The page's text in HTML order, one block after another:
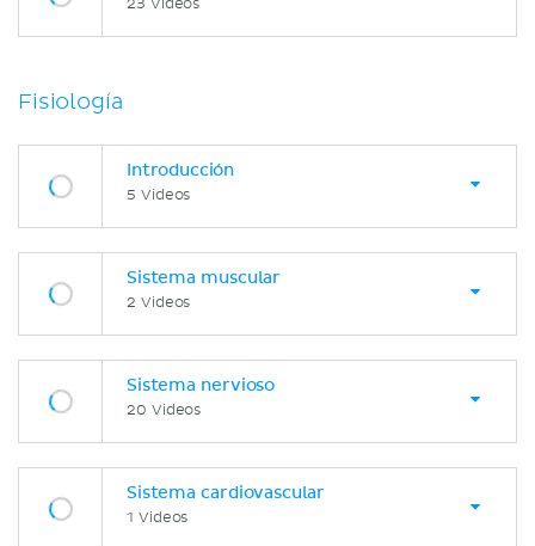
23 Videos
Fisiología
Introducción
5 Videos
Sistema muscular
2 Videos
Sistema nervioso
20 Videos
Sistema cardiovascular
1 Videos